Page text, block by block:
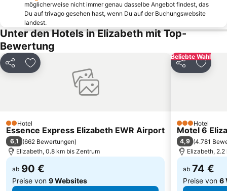
East Village
Port Authority Bus Terminal
Fifth Avenue
Jersey Gardens Outlet Mall
Macy's
Museum of Modern Art - MoMA
New Yorker U-Bahn
möglicherweise nicht immer genau dasselbe Angebot findest, das
Du auf trivago gesehen hast, wenn Du auf der Buchungswebsite
landest.
Unter den Hotels in Elizabeth mit Top-
Bewertung
Teilen Zu Favoriten hinzufügen
2 Sterne
Hotel
Essence Express Elizabeth EWR Airport
6,1 (662 Bewertungen)
Elizabeth, 0.8 km bis Zentrum
ab 90 €
Preise von 9 Websites
Beliebte Wahl
Teilen Zu
3 Sterne
Hotel
Motel 6
4,9 (4.781
Elizabeth,
ab 74 €
Preise von 6